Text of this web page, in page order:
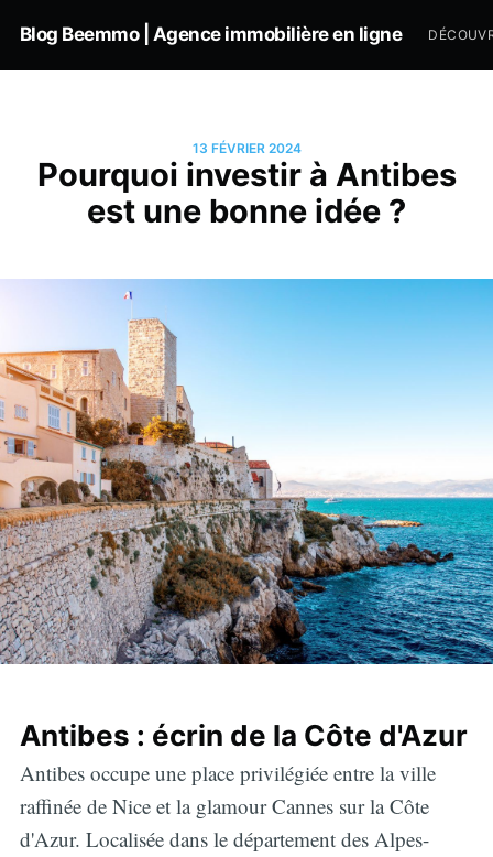
Blog Beemmo | Agence immobilière en ligne
13 FÉVRIER 2024
Pourquoi investir à Antibes
est une bonne idée ?
Antibes : écrin de la Côte d'Azur
Antibes occupe une place privilégiée entre la ville
raffinée de Nice et la glamour Cannes sur la Côte
d'Azur. Localisée dans le département des Alpes-